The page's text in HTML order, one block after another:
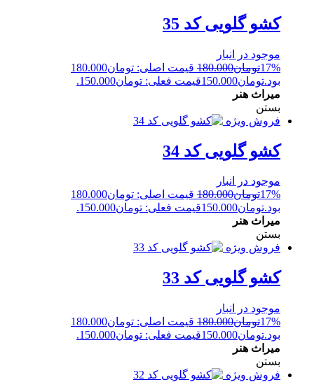
کشو گلویی کد 35
موجود در انبار
17%تومان180.000
قیمت اصلی: تومان180.000
بود.تومان150.000قیمت فعلی: تومان150.000.
میراث هنر
بستن
فروش ویژه
کشو گلویی کد 34
موجود در انبار
17%تومان180.000
قیمت اصلی: تومان180.000
بود.تومان150.000قیمت فعلی: تومان150.000.
میراث هنر
بستن
فروش ویژه
کشو گلویی کد 33
موجود در انبار
17%تومان180.000
قیمت اصلی: تومان180.000
بود.تومان150.000قیمت فعلی: تومان150.000.
میراث هنر
بستن
فروش ویژه